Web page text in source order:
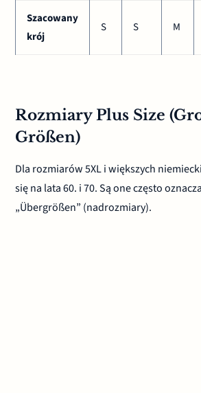
Szacowany
krój
S S M
Rozmiary Plus Size
Größen)
Dla rozmiarów 5XL i większych
się na lata 60. i 70. Są one często
„Übergrößen” (nadrozmiary).